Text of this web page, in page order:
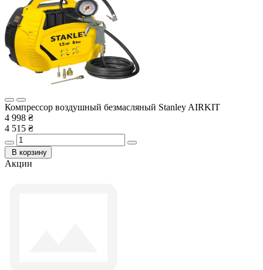
Компрессор воздушный безмасляный Stanley AIRKIT
4 998 ₴
4 515 ₴
В корзину
Акции